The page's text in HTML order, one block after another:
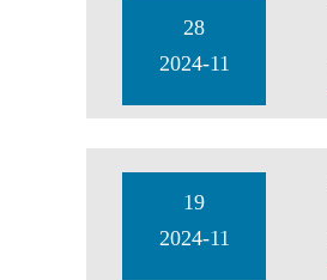
28
2024-11
19
2024-11